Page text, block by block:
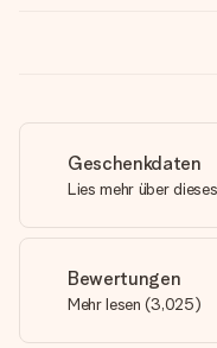
Geschenkdaten
Lies mehr über
Bewertungen
Mehr lesen (3,025)